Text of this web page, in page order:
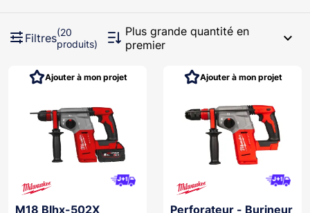
Filtres(20
produits)
Plus grande quantité en
premier
expand_more
M18 Blhx-502X
Ajouter à mon projet
Perforateur - Burineur
Ajouter à mon projet